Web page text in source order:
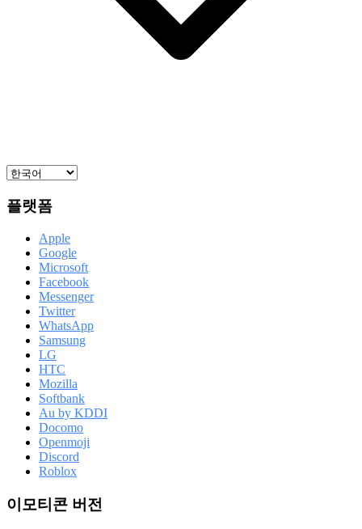
플랫폼
Apple
Google
Microsoft
Facebook
Messenger
Twitter
WhatsApp
Samsung
LG
HTC
Mozilla
Softbank
Au by KDDI
Docomo
Openmoji
Discord
Roblox
이모티콘 버전